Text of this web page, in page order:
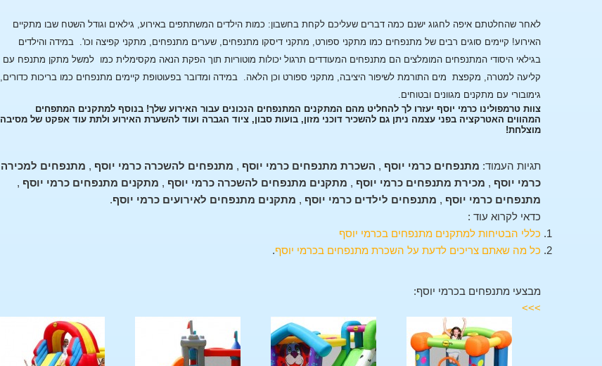
לאחר שהחלטתם איפה לחגוג ישנם כמה דברים שעליכם לקחת בחשבון: כמות הילדים המשתתפים באירוע, גילאים וגודל השטח שבו מתקיים
האירוע! קיימים סוגים רבים של מתנפחים כמו מתקני ספורט, מתקני דיסקו מתנפחים, שערים מתנפחים, מתקני קפיצה וכו'. במידה והילדים
בגילאי היסודי המתנפחים המומלצים הם מתנפחים המעודדים תרגול יכולות מוטוריות תוך הפקת הנאה מקסימלית כמו למשל מתקן מתנפח עם
קליעה למטרה, מקפצת מים התורמת לשיפור היציבה, מתקני ספורט וכן הלאה. במידה ומדובר בפעוטופת קיימים מתנפחים כמו בריכות כדורים,
גימובורי עם מתקנים מגוונים ובטוחים.
צוות טרמפולינו כרמי יוסף יעזרו לך להחליט מהם המתקנים המתנפחים הנכונים עבור האירוע שלך! בנוסף למתקנים המתפחים
המהווים האטרקציה בפני עצמה ניתן גם להשכיר דוכני מזון, בועות סבון, ציוד הגברה ועוד להשערת האירוע ולתת עוד אפקט של מסיבה
מוצלחת!
תגיות העמוד: מתנפחים כרמי יוסף , השכרת מתנפחים כרמי יוסף , מתנפחים להשכרה כרמי יוסף , מתנפחים למכירה
כרמי יוסף , מכירת מתנפחים כרמי יוסף , מתקנים מתנפחים להשכרה כרמי יוסף , מתקנים מתנפחים כרמי יוסף ,
מתנפחים כרמי יוסף , מתנפחים לילדים כרמי יוסף , מתקנים מתנפחים לאירועים כרמי יוסף.
כדאי לקרוא עוד :
כללי הבטיחות למתקנים מתנפחים בכרמי יוסף
כל מה שאתם צריכים לדעת על השכרת מתנפחים בכרמי יוסף.
מבצעי מתנפחים בכרמי יוסף:
>>>